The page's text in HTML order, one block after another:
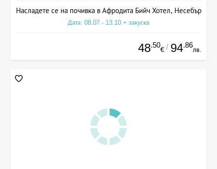
Насладете се на почивка в Афродита Бийч Хотел, Несебър
Дата: 08.07 - 13.10 + закуска
48.50
€ / 94.86
лв.